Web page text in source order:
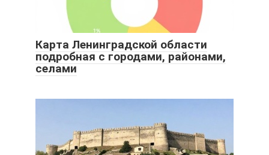
Карта Ленинградской области
подробная с городами, районами,
селами